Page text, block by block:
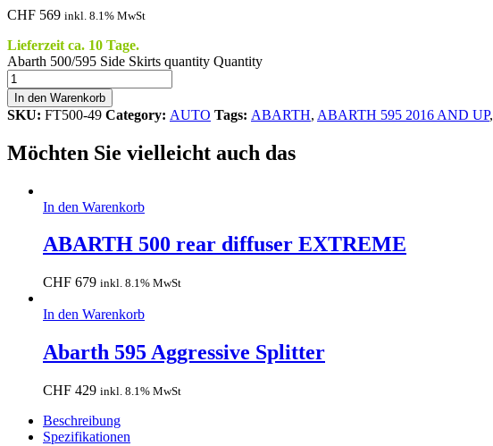
CHF 569 inkl. 8.1% MwSt
Lieferzeit ca. 10 Tage.
Abarth 500/595 Side Skirts quantity Quantity
In den Warenkorb
SKU: FT500-49 Category: AUTO Tags: ABARTH, ABARTH 595 2016 AND UP,
Möchten Sie vielleicht auch das
In den Warenkorb
ABARTH 500 rear diffuser EXTREME
CHF 679 inkl. 8.1% MwSt
In den Warenkorb
Abarth 595 Aggressive Splitter
CHF 429 inkl. 8.1% MwSt
Beschreibung
Spezifikationen